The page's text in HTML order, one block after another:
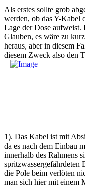
Als erstes sollte grob
werden, ob das Y-Kabel
Lage der Dose aufweist.
Glauben, es wäre zu
heraus, aber in diesem
diesem Zweck also den
1). Das Kabel ist mit
da es nach dem Einbau
innerhalb des Rahmens
spritzwassergefährdeten
die Pole beim verlöten
man sich hier mit einem